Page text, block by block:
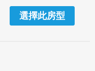
選擇此房型